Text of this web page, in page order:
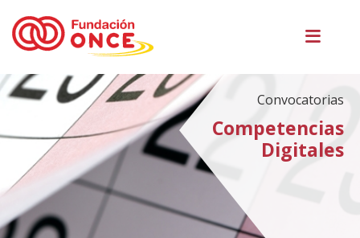
principal
Convocatorias
Competencias
Digitales